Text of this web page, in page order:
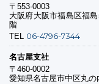
〒553-0003
大阪府大阪市福島区福
階
TEL 06-4796-7344
名古屋支社
〒460-0002
愛知県名古屋市中区丸